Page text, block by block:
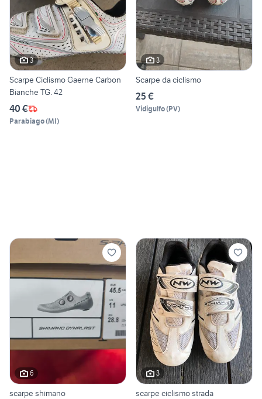
3
Scarpe Ciclismo Gaerne Carbon
Bianche TG. 42
40 €
Parabiago(MI)
3
Scarpe da ciclismo
25 €
Vidigulfo(PV)
6
scarpe shimano
3
scarpe ciclismo strada